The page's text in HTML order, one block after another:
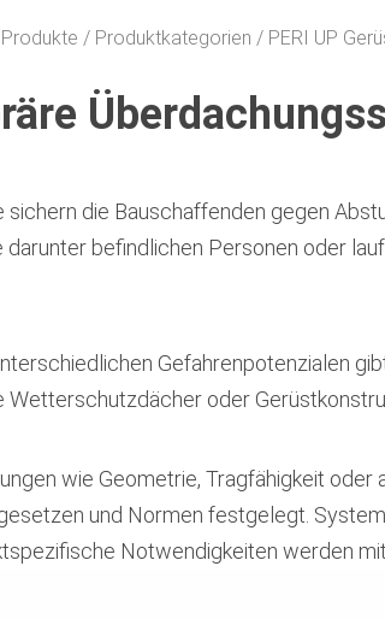
Produkte Produktkategorien PERI UP
sichern die Bauschaffenden gegen
darunter befindlichen Personen oder
Gefahrenpotenzialen
Wetterschutzdächer oder
wie Geometrie, Tragfähigkeit
und Normen festgelegt.
Notwendigkeiten werden